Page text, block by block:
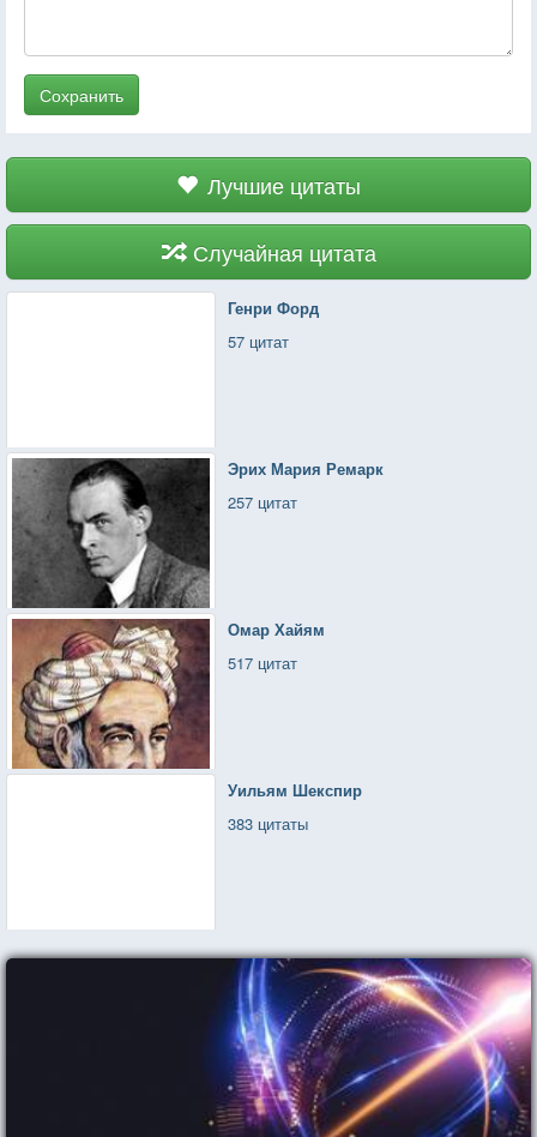
Сохранить
Лучшие цитаты
Случайная цитата
Генри Форд
57 цитат
Эрих Мария Ремарк
257 цитат
Омар Хайям
517 цитат
Уильям Шекспир
383 цитаты